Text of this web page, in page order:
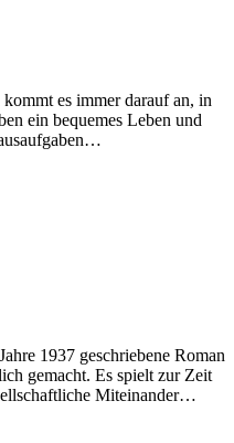
es immer darauf an, in
ein bequemes Leben und
1937 geschriebene Roman
gemacht. Es spielt zur Zeit
Miteinander…